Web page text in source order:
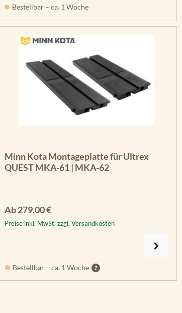
Bestellbar – ca. 1 Woche
Minn Kota Montageplatte für Ultrex
QUEST MKA-61 | MKA-62
Regulärer Preis:
Ab279,00 €
Preise inkl. MwSt. zzgl. Versandkosten
Bestellbar – ca. 1 Woche